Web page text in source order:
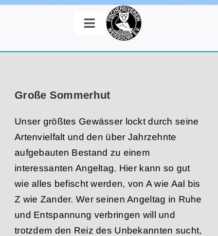
Zum
Toggle
Navigation
Mitgliedschaft
Galerie
Termine
Kontakt
Große Sommerhut
Unser größtes Gewässer lockt durch seine
Artenvielfalt und den über Jahrzehnte
aufgebauten Bestand zu einem
interessanten Angeltag. Hier kann so gut
wie alles befischt werden, von A wie Aal bis
Z wie Zander. Wer seinen Angeltag in Ruhe
und Entspannung verbringen will und
trotzdem den Reiz des Unbekannten sucht,